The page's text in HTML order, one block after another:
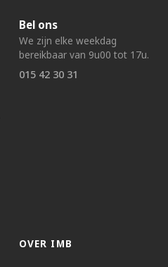
Bel ons
We zijn elke weekdag
bereikbaar van 9u00 tot 17u.
015 42 30 31
OVER IMB